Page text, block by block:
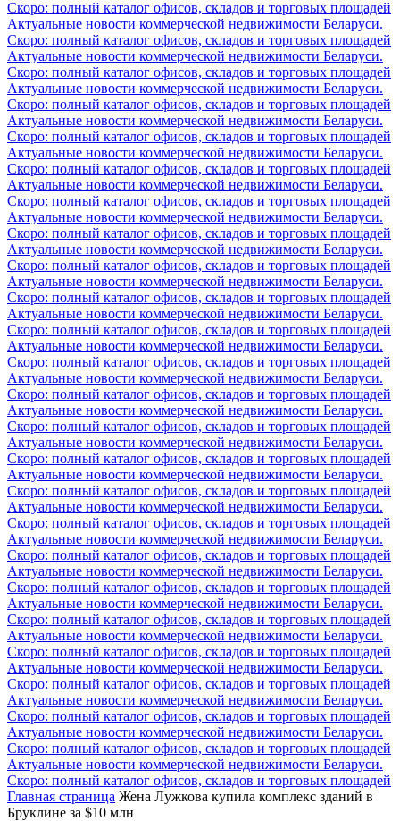
Скоро: полный каталог офисов, складов и торговых площадей
Актуальные новости коммерческой недвижимости Беларуси.
Скоро: полный каталог офисов, складов и торговых площадей
Актуальные новости коммерческой недвижимости Беларуси.
Скоро: полный каталог офисов, складов и торговых площадей
Актуальные новости коммерческой недвижимости Беларуси.
Скоро: полный каталог офисов, складов и торговых площадей
Актуальные новости коммерческой недвижимости Беларуси.
Скоро: полный каталог офисов, складов и торговых площадей
Актуальные новости коммерческой недвижимости Беларуси.
Скоро: полный каталог офисов, складов и торговых площадей
Актуальные новости коммерческой недвижимости Беларуси.
Скоро: полный каталог офисов, складов и торговых площадей
Актуальные новости коммерческой недвижимости Беларуси.
Скоро: полный каталог офисов, складов и торговых площадей
Актуальные новости коммерческой недвижимости Беларуси.
Скоро: полный каталог офисов, складов и торговых площадей
Актуальные новости коммерческой недвижимости Беларуси.
Скоро: полный каталог офисов, складов и торговых площадей
Актуальные новости коммерческой недвижимости Беларуси.
Скоро: полный каталог офисов, складов и торговых площадей
Актуальные новости коммерческой недвижимости Беларуси.
Скоро: полный каталог офисов, складов и торговых площадей
Актуальные новости коммерческой недвижимости Беларуси.
Скоро: полный каталог офисов, складов и торговых площадей
Актуальные новости коммерческой недвижимости Беларуси.
Скоро: полный каталог офисов, складов и торговых площадей
Актуальные новости коммерческой недвижимости Беларуси.
Скоро: полный каталог офисов, складов и торговых площадей
Актуальные новости коммерческой недвижимости Беларуси.
Скоро: полный каталог офисов, складов и торговых площадей
Актуальные новости коммерческой недвижимости Беларуси.
Скоро: полный каталог офисов, складов и торговых площадей
Актуальные новости коммерческой недвижимости Беларуси.
Скоро: полный каталог офисов, складов и торговых площадей
Актуальные новости коммерческой недвижимости Беларуси.
Скоро: полный каталог офисов, складов и торговых площадей
Актуальные новости коммерческой недвижимости Беларуси.
Скоро: полный каталог офисов, складов и торговых площадей
Актуальные новости коммерческой недвижимости Беларуси.
Скоро: полный каталог офисов, складов и торговых площадей
Актуальные новости коммерческой недвижимости Беларуси.
Скоро: полный каталог офисов, складов и торговых площадей
Актуальные новости коммерческой недвижимости Беларуси.
Скоро: полный каталог офисов, складов и торговых площадей
Актуальные новости коммерческой недвижимости Беларуси.
Скоро: полный каталог офисов, складов и торговых площадей
Актуальные новости коммерческой недвижимости Беларуси.
Скоро: полный каталог офисов, складов и торговых площадей
Главная страница Жена Лужкова купила комплекс зданий в
Бруклине за $10 млн